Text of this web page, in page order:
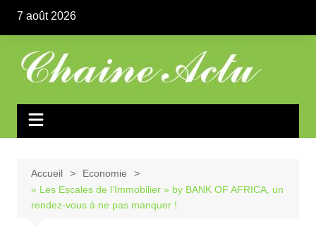
contenu
7 août 2026
Accueil
Economie
« Les Escales de l’Immobilier » by BANK OF AFRICA, un
rendez-vous à ne pas manquer !